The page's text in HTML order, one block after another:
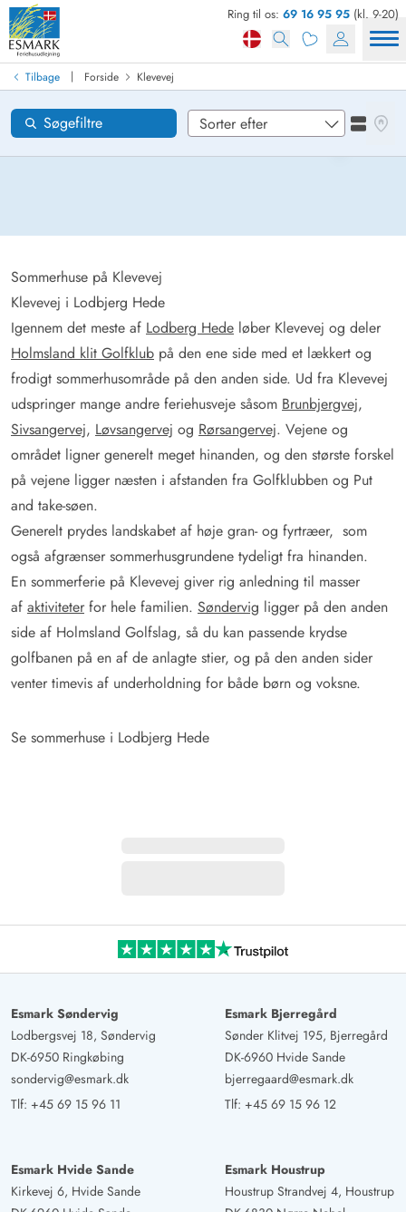
Ring til os: 69 16 95 95 (kl. 9-20)
Tilbage | Forside Klevevej
Klevevej
Sommerhuse på Klevevej
Klevevej i Lodbjerg Hede
Igennem det meste af Lodberg Hede løber Klevevej og deler
Holmsland klit Golfklub på den ene side med et lækkert og
frodigt sommerhusområde på den anden side. Ud fra Klevevej
udspringer mange andre feriehusveje såsom Brunbjergvej,
Sivsangervej, Løvsangervej og Rørsangervej. Vejene og
området ligner generelt meget hinanden, og den største forskel
på vejene ligger næsten i afstanden fra Golfklubben og Put
and take-søen.
Generelt prydes landskabet af høje gran- og fyrtræer, som
også afgrænser sommerhusgrundene tydeligt fra hinanden.
En sommerferie på Klevevej giver rig anledning til masser
af aktiviteter for hele familien. Søndervig ligger på den anden
side af Holmsland Golfslag, så du kan passende krydse
golfbanen på en af de anlagte stier, og på den anden sider
venter timevis af underholdning for både børn og voksne.
Se sommerhuse i Lodbjerg Hede
Søgefiltre
Se
Find sommerhus
Ankomst
Områder
Esmark Søndervig
Lodbergsvej 18, Søndervig
DK-6950 Ringkøbing
sondervig@esmark.dk
Tlf: +45 69 15 96 11
Esmark Bjerregård
Sønder Klitvej 195, Bjerregård
DK-6960 Hvide Sande
bjerregaard@esmark.dk
Tlf: +45 69 15 96 12
Esmark Hvide Sande
Kirkevej 6, Hvide Sande
Esmark Houstrup
Houstrup Strandvej 4, Houstrup